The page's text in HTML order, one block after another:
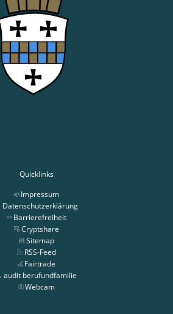
Quicklinks
Impressum
Datenschutzerklärung
Barrierefreiheit
Cryptshare
Sitemap
RSS-Feed
Fairtrade
audit berufundfamilie
Webcam